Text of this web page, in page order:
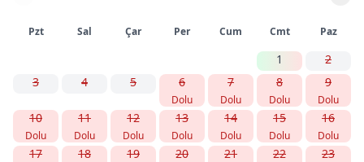
Pzt Sal Çar Per Cum Cmt Paz
1
2
3
4 5 6
Dolu
7
Dolu
8
Dolu
9
Dolu
10
Dolu
11
Dolu
12
Dolu
13
Dolu
14
Dolu
15
Dolu
16
Dolu
17 18 19 20 21 22 23